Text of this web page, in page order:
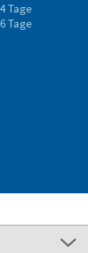
Tage
Tage